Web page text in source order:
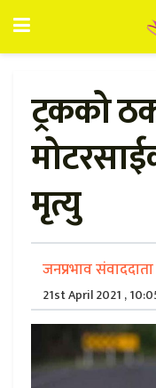
ट्रकको
मृत्यु
जनप्रभाव संवाददाता
21st April 2021 ,